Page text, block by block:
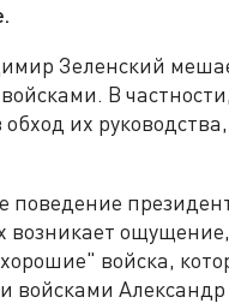
Зеленский
В
их
поведение
возникает
войска,
войсками